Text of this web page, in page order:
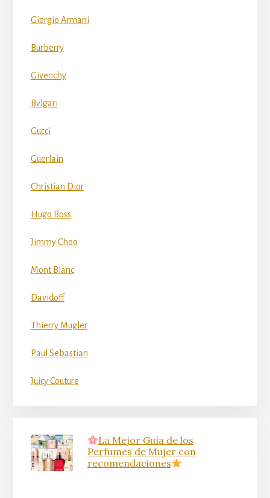
Giorgio Armani
Burberry
Givenchy
Bvlgari
Gucci
Guerlain
Christian Dior
Hugo Boss
Jimmy Choo
Mont Blanc
Davidoff
Thierry Mugler
Paul Sebastian
Juicy Couture
La Mejor Guía de los
Perfumes de Mujer con
recomendaciones